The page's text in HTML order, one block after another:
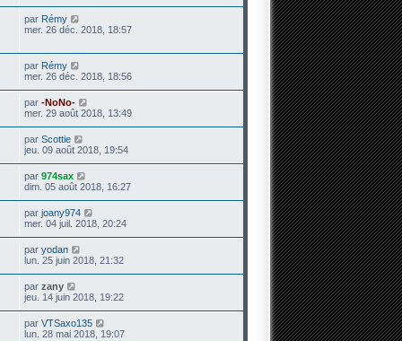
par Rémy
mer. 26 déc. 2018, 18:57
par Rémy
mer. 26 déc. 2018, 18:56
par -NoNo-
mer. 29 août 2018, 13:49
par Scottie
jeu. 09 août 2018, 19:54
par 974sax
dim. 05 août 2018, 16:27
par joany974
mer. 04 juil. 2018, 20:24
par yodan
lun. 25 juin 2018, 21:32
par zany
jeu. 14 juin 2018, 19:22
par VTSaxo135
lun. 28 mai 2018, 19:07